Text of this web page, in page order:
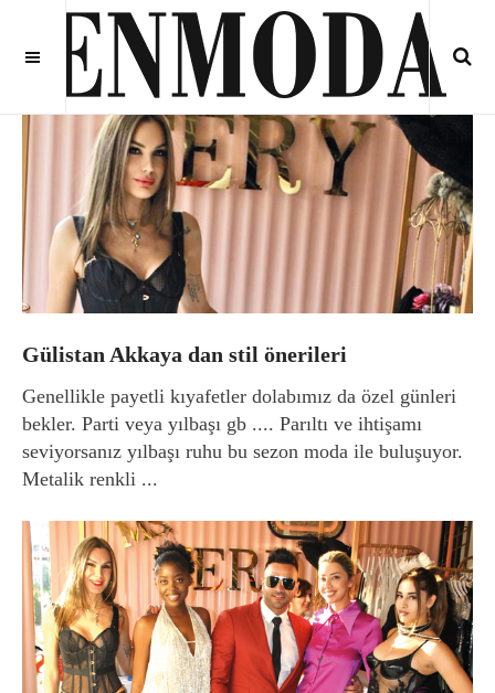
Gülistan Akkaya dan stil önerileri
Genellikle payetli kıyafetler dolabımız da özel günleri
bekler. Parti veya yılbaşı gb .... Parıltı ve ihtişamı
seviyorsanız yılbaşı ruhu bu sezon moda ile buluşuyor.
Metalik renkli ...